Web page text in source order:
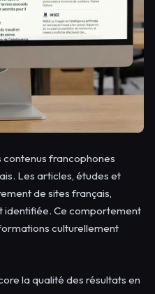
francophones
Les articles, études et
de sites français,
identifiée. Ce comportement
culturellement
la qualité des résultats en